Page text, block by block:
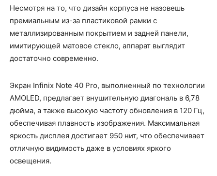
Несмотря на то, что дизайн корпуса не назовешь
премиальным из-за пластиковой рамки с
металлизированным покрытием и задней панели,
имитирующей матовое стекло, аппарат выглядит
достаточно современно.
Экран Infinix Note 40 Pro, выполненный по технологии
AMOLED, предлагает внушительную диагональ в 6,78
дюйма, а также высокую частоту обновления в 120 Гц,
обеспечивая плавность изображения. Максимальная
яркость дисплея достигает 950 нит, что обеспечивает
отличную видимость даже в условиях яркого
освещения.